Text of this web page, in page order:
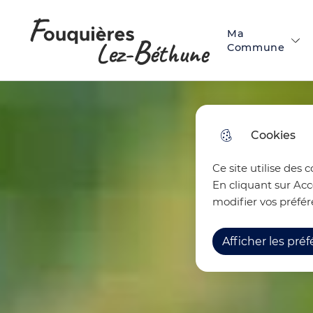
Cookies
Ce site utilise des
En cliquant sur
modifier vos
Afficher les
Skip to menu Skip to search Aller au
Fouquières-lez-Béthune
a
a
t
i
o
n
p
Ma
Commune